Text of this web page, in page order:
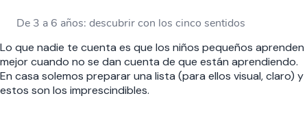
De 3 a 6 años: descubrir con los cinco sentidos
Lo que nadie te cuenta es que los niños pequeños aprenden
mejor cuando no se dan cuenta de que están aprendiendo.
En casa solemos preparar una lista (para ellos visual, claro) y
estos son los imprescindibles.